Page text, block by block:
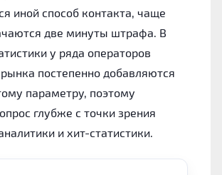
иной способ контакта, чаще
две минуты штрафа. В
у ряда операторов
рынка постепенно добавляются
параметру, поэтому
глубже с точки зрения
и хит-статистики.